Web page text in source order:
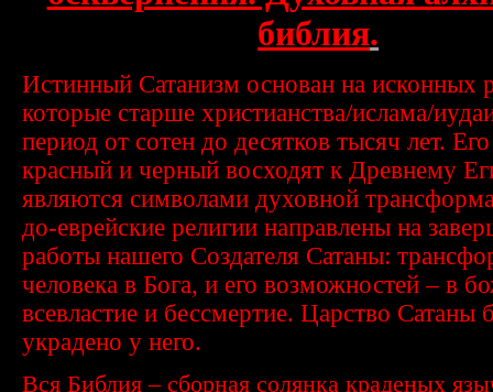
библия.
Истинный Сатанизм основан на исконных
которые старше христианства/ислама/
период от сотен до десятков тысяч лет.
красный и черный восходят к Древнему
являются символами духовной
до-еврейские религии направлены на
работы нашего Создателя Сатаны:
человека в Бога, и его возможностей – в
всевластие и бессмертие. Царство Сатаны
украдено у него.
Вся Библия – сборная солянка краденых